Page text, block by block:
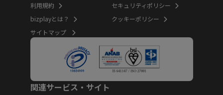
利用規約
bizplayとは？
サイトマップ
セキュリティポリシー
クッキーポリシー
関連サービス・サイト